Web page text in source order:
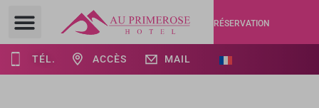
RÉSERVATION
TÉL. ACCÈS MAIL